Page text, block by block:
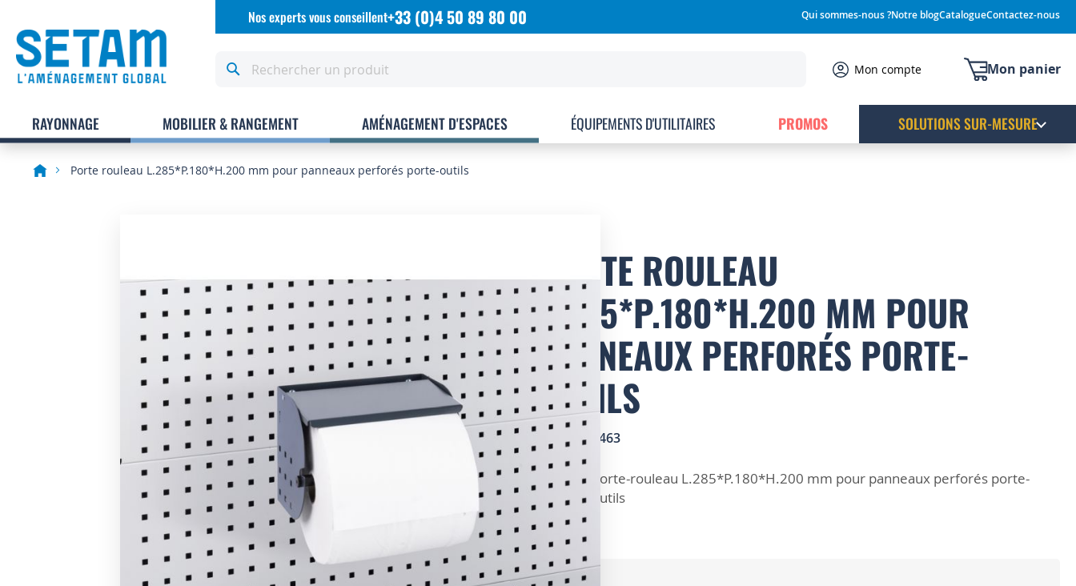
Allez
Qui sommes-nous ?Notre blogCatalogueContactez-nous
Nos experts vous conseillent+33 (0)4 50 89 80 00
Mon panier
Mon compte
RAYONNAGE MOBILIER & RANGEMENT AMÉNAGEMENT D'ESPACES ÉQUIPEMENTS D'UTILITAIRES PROMOS SOLUTIONS SUR-MESURE
Porte rouleau L.285*P.180*H.200 mm pour panneaux perforés porte-outils
PORTE ROULEAU
L.285*P.180*H.200 MM POUR
PANNEAUX PERFORÉS PORTE-
OUTILS
4505463
ZOOM SUR
Porte-rouleau L.285*P.180*H.200 mm pour panneaux perforés porte-
outils